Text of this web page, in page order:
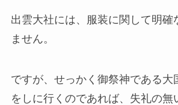
出雲大社には、服装に関して明確
ません。
ですが、せっかく御祭神である大
をしに行くのであれば、失礼の無